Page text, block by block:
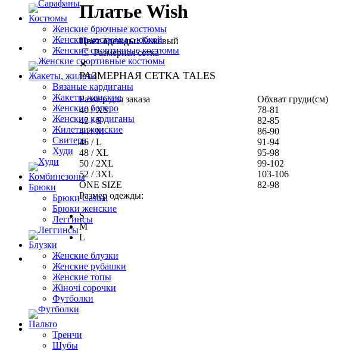
Костюмы
Женские брючные костюмы
Женские костюмы с юбкой
Женские спортивные костюмы
Жакеты, жилеты
Вязаные кардиганы
Жакеты женские
Женские болеро
Женские кардиганы
Жилеты женские
Свитера
Худи
Комбинезоны
Брюки
Брюки Casual
Брюки женские
Леггинсы
Блузки
Женские блузки
Женские рубашки
Женские топы
Жіночі сорочки
Футболки
Пальто
Тренчи
Шубы
Платье Wish
Цвет одежды:Бежевый
Размерная сетка
✕
РАЗМЕРНАЯ СЕТКА TALES
Размер для заказа Обхват груди(см)
40 / XS
78-81
42 / S
82-85
44 / M
86-90
46 / L
91-94
48 / XL
95-98
50 / 2XL
99-102
52 / 3XL
103-106
ONE SIZE
82-98
Размер одежды:
S
M
L